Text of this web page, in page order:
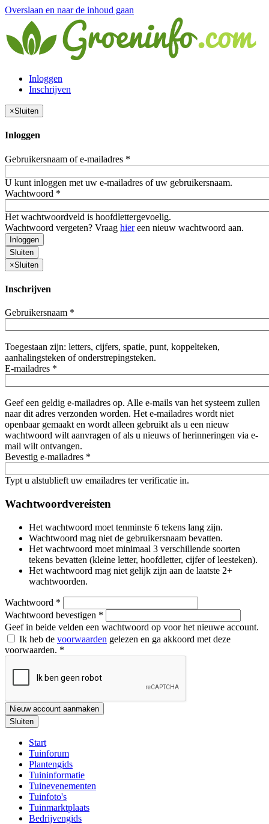
Overslaan en naar de inhoud gaan
Inloggen
Inschrijven
×Sluiten
Inloggen
Gebruikersnaam of e-mailadres *
U kunt inloggen met uw e-mailadres of uw gebruikersnaam.
Wachtwoord *
Het wachtwoordveld is hoofdlettergevoelig.
Wachtwoord vergeten? Vraag hiereen nieuw wachtwoord aan.
Inloggen
Sluiten
×Sluiten
Inschrijven
Gebruikersnaam *
Toegestaan zijn: letters, cijfers, spatie, punt, koppelteken,
aanhalingsteken of onderstrepingsteken.
E-mailadres *
Geef een geldig e-mailadres op. Alle e-mails van het systeem zullen
naar dit adres verzonden worden. Het e-mailadres wordt niet
openbaar gemaakt en wordt alleen gebruikt als u een nieuw
wachtwoord wilt aanvragen of als u nieuws of herinneringen via e-
mail wilt ontvangen.
Bevestig e-mailadres *
Typt u alstublieft uw emailadres ter verificatie in.
Wachtwoordvereisten
Het wachtwoord moet tenminste 6 tekens lang zijn.
Wachtwoord mag niet de gebruikersnaam bevatten.
Het wachtwoord moet minimaal 3 verschillende soorten
tekens bevatten (kleine letter, hoofdletter, cijfer of leesteken).
Het wachtwoord mag niet gelijk zijn aan de laatste 2+
wachtwoorden.
Wachtwoord *
Wachtwoord bevestigen *
Geef in beide velden een wachtwoord op voor het nieuwe account.
Ik heb de voorwaarden gelezen en ga akkoord met deze
voorwaarden. *
Nieuw account aanmaken
Sluiten
Start
Tuinforum
Plantengids
Tuininformatie
Tuinevenementen
Tuinfoto's
Tuinmarktplaats
Bedrijvengids